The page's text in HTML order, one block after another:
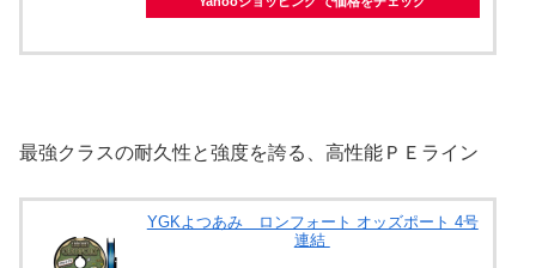
最強クラスの耐久性と強度を誇る、高性能ＰＥライン
YGKよつあみ ロンフォート オッズポート 4号
連結